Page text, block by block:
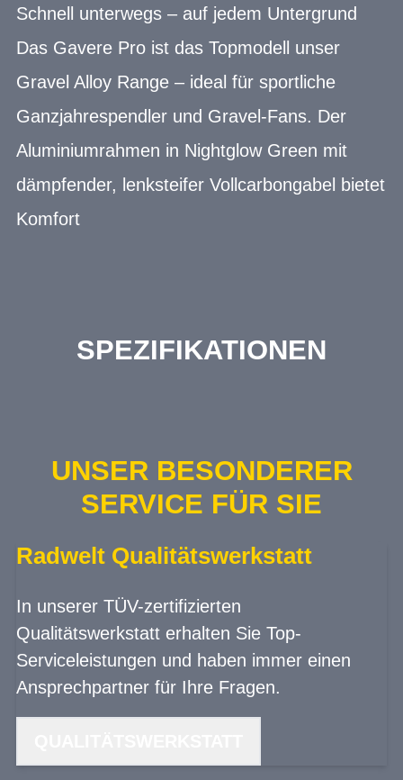
Schnell unterwegs – auf jedem Untergrund
Das Gavere Pro ist das Topmodell unser
Gravel Alloy Range – ideal für sportliche
Ganzjahrespendler und Gravel-Fans. Der
Aluminiumrahmen in Nightglow Green mit
dämpfender, lenksteifer Vollcarbongabel bietet
Komfort
SPEZIFIKATIONEN
UNSER BESONDERER
SERVICE FÜR SIE
Radwelt Qualitätswerkstatt
In unserer TÜV-zertifizierten
Qualitätswerkstatt erhalten Sie Top-
Serviceleistungen und haben immer einen
Ansprechpartner für Ihre Fragen.